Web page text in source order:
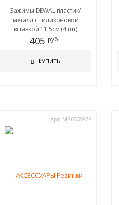
Зажимы DEWAL пластик/
металл с силиконовой
вставкой 11,5см (4 шт)
405 руб.-
КУПИТЬ
Арт. MP650897Р